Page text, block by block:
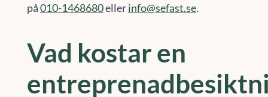
på010-1468680ellerinfo@sefast.se.
Vad kostar en